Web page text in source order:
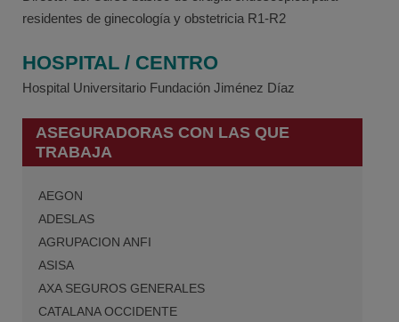
residentes de ginecología y obstetricia R1-R2
HOSPITAL / CENTRO
Hospital Universitario Fundación Jiménez Díaz
ASEGURADORAS CON LAS QUE
TRABAJA
AEGON
ADESLAS
AGRUPACION ANFI
ASISA
AXA SEGUROS GENERALES
CATALANA OCCIDENTE